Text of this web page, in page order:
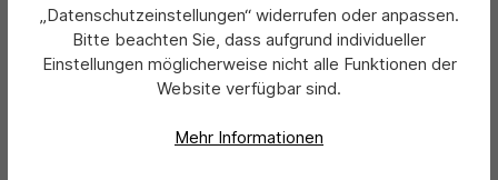
Durchschnittliche Bewertung von 0 von 5 Sternen
Hängeetiketten Karton 300g/m², 55 x 115mm,
vollflächig bedruckbar
ab 62,56 €
„Datenschutzeinstellungen“ widerrufen oder anpassen.
Bitte beachten Sie, dass aufgrund individueller
Einstellungen möglicherweise nicht alle Funktionen der
Website verfügbar sind.
Mehr Informationen